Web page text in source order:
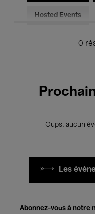
Hosted Events
0
Oups, aucun
Les
Abonnez-vous à notre